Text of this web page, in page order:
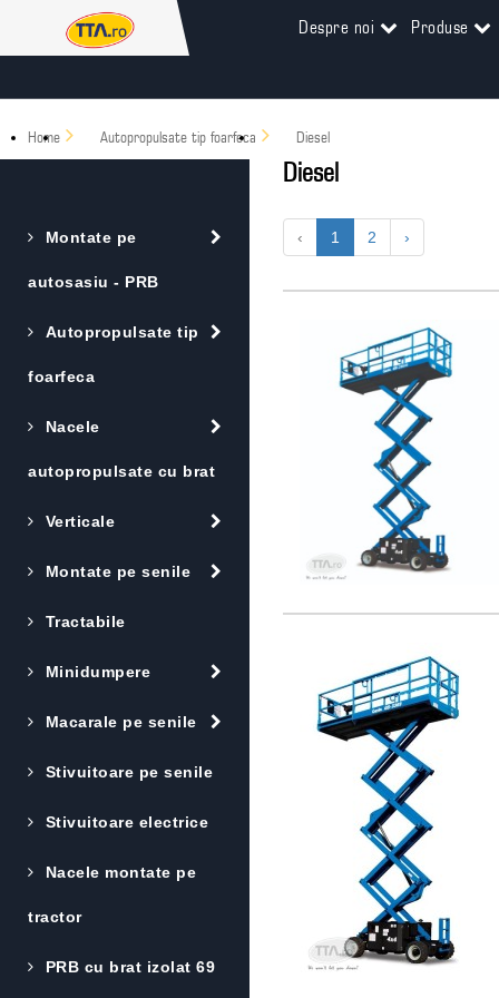
Despre noi Produse
Home Autopropulsate tip foarfeca Diesel
Montate pe
autosasiu - PRB
Autopropulsate tip
foarfeca
Nacele
autopropulsate cu brat
Verticale
Montate pe senile
Tractabile
Minidumpere
Macarale pe senile
Stivuitoare pe senile
Stivuitoare electrice
Nacele montate pe
tractor
PRB cu brat izolat 69
Diesel
‹ 1 2 ›